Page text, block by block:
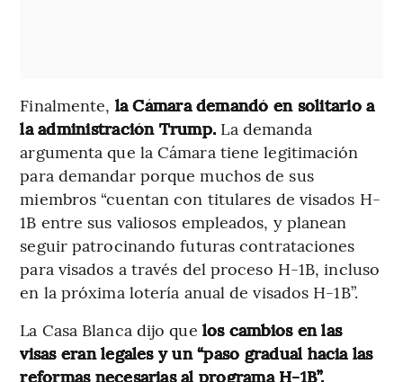
Finalmente, la Cámara demandó en solitario a
la administración Trump. La demanda
argumenta que la Cámara tiene legitimación
para demandar porque muchos de sus
miembros “cuentan con titulares de visados H-
1B entre sus valiosos empleados, y planean
seguir patrocinando futuras contrataciones
para visados a través del proceso H-1B, incluso
en la próxima lotería anual de visados H-1B”.
La Casa Blanca dijo que los cambios en las
visas eran legales y un “paso gradual hacia las
reformas necesarias al programa H-1B”.